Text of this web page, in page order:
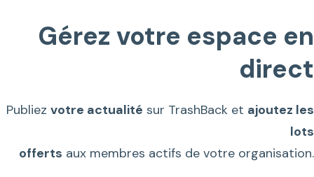
Gérez votre espace en
direct
Publiez votre actualité sur TrashBack et ajoutez les
lots
offerts aux membres actifs de votre organisation.